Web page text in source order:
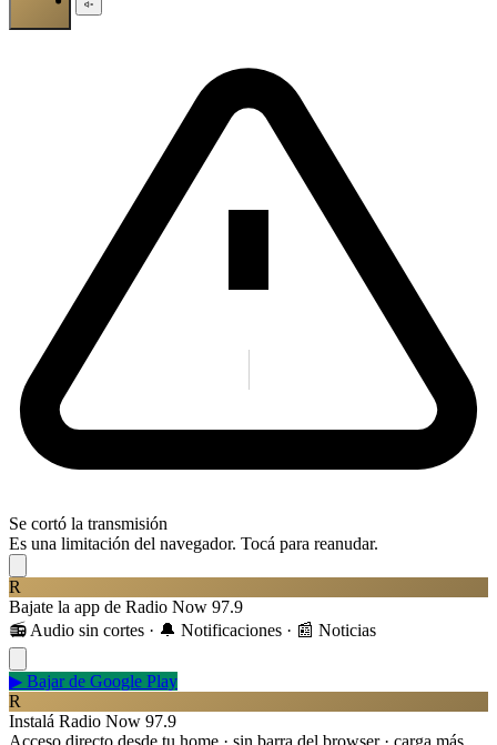
Se cortó la transmisión
Es una limitación del navegador. Tocá para reanudar.
R
Bajate la app de Radio Now 97.9
📻 Audio sin cortes · 🔔 Notificaciones · 📰 Noticias
▶ Bajar de Google Play
R
Instalá Radio Now 97.9